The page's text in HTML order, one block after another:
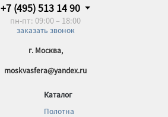
+7 (495) 513 14 90
пн-пт: 09:00 – 18:00
заказать звонок
г. Москва,
moskvasfera@yandex.ru
Каталог
Полотна